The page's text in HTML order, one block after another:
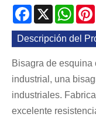
Facebook
X
Descripción del
Bisagra de
industrial, una
industriales.
excelente